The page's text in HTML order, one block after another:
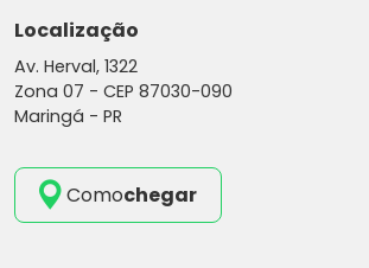
Localização
Av. Herval, 1322
Zona 07 - CEP 87030-090
Maringá - PR
Comochegar